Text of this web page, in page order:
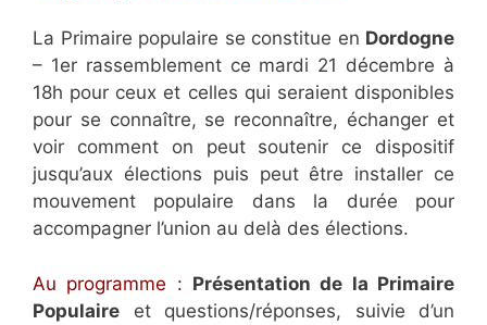
La Primaire populaire se constitue en Dordogne
– 1er rassemblement ce mardi 21 décembre à
18h pour ceux et celles qui seraient disponibles
pour se connaître, se reconnaître, échanger et
voir comment on peut soutenir ce dispositif
jusqu’aux élections puis peut être installer ce
mouvement populaire dans la durée pour
accompagner l’union au delà des élections.
Au programme : Présentation de la Primaire
Populaire et questions/réponses, suivie d’un